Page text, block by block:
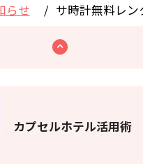
らせ サ時計無料レ
カプセルホテル活用術